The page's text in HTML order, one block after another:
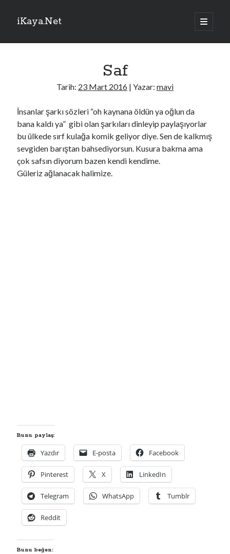
iKaya.Net
ana
menüyü
Yan
TRTHaber – Son Dakika!
İİT, Mekke Ortak Savunma Anlaşması'nı memnuniyetle karşıladı
Adana'da içme suyu tünel hattında göçük: 1 ölü, 1 yaralı
YerköyKayseri YHT'de çalışmaların yarısı tamamlandı
Saf
Tarih: 23 Mart 2016 | Yazar: mavi
İnsanlar şarkı sözleri “oh kaynana öldün ya oğlun da
bana kaldı ya” gibi olan şarkıları dinleyip paylaşıyorlar
bu ülkede sırf kulağa komik geliyor diye. Sen de kalkmış
sevgiden barıştan bahsediyorsun. Kusura bakma ama
çok safsın diyorum bazen kendi kendime.
Güleriz ağlanacak halimize.
Bunu paylaş:
Yazdır E-posta Facebook
Pinterest X LinkedIn
Telegram WhatsApp Tumblr
Reddit
Bunu beğen: